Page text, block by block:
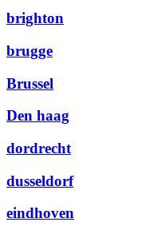
brighton
brugge
Brussel
Den haag
dordrecht
dusseldorf
eindhoven